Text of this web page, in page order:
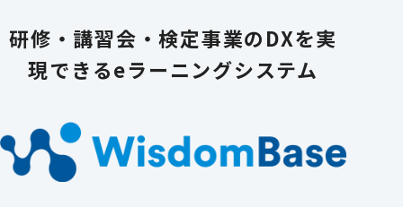
研修・講習会・検定事業のDXを実
現できるeラーニングシステム